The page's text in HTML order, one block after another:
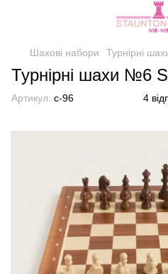
Шахові набори Турнірні
Турнірні шахи №6
Артикул: c-96 4